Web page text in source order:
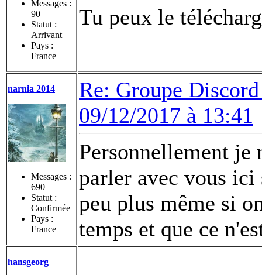
Messages :
90
Statut :
Arrivant
Pays :
France
Tu peux le
narnia 2014
Messages :
690
Statut :
Confirmée
Pays :
France
Re: Groupe
09/12/2017 à 13:41
Personnellement je
parler avec vous
peu plus même si
temps et que ce
hansgeorg